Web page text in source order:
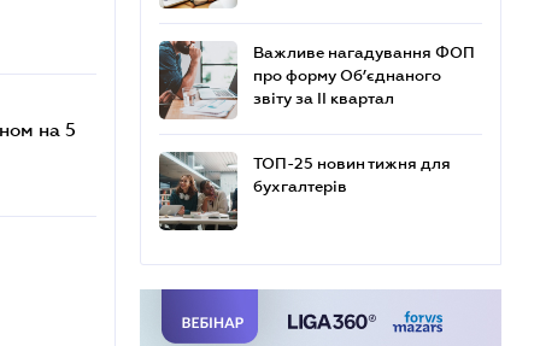
на 5
Важливе нагадування ФОП
про форму Об’єднаного
звіту за ІІ квартал
ТОП-25 новин тижня для
бухгалтерів